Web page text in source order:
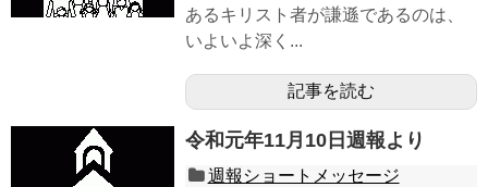
あるキリスト者が謙遜であるのは、
いよいよ深く...
記事を読む
令和元年11月10日週報より
週報ショートメッセージ